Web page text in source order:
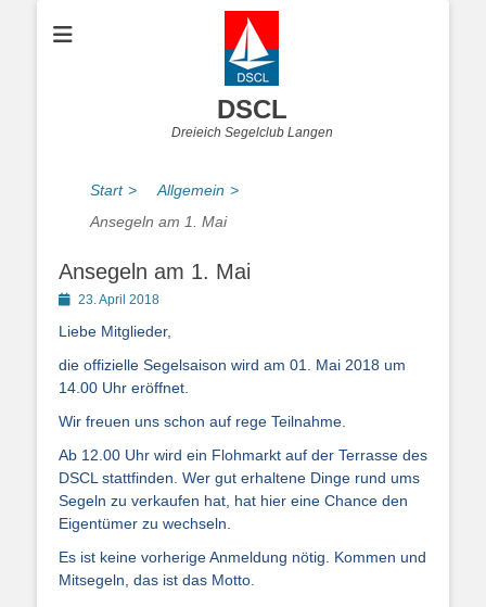
DSCL
Dreieich Segelclub Langen
Start > Allgemein >
Ansegeln am 1. Mai
Ansegeln am 1. Mai
Posted23. April 2018
Liebe Mitglieder,
die offizielle Segelsaison wird am 01. Mai 2018 um
14.00 Uhr eröffnet.
Wir freuen uns schon auf rege Teilnahme.
Ab 12.00 Uhr wird ein Flohmarkt auf der Terrasse des
DSCL stattfinden. Wer gut erhaltene Dinge rund ums
Segeln zu verkaufen hat, hat hier eine Chance den
Eigentümer zu wechseln.
Es ist keine vorherige Anmeldung nötig. Kommen und
Mitsegeln, das ist das Motto.